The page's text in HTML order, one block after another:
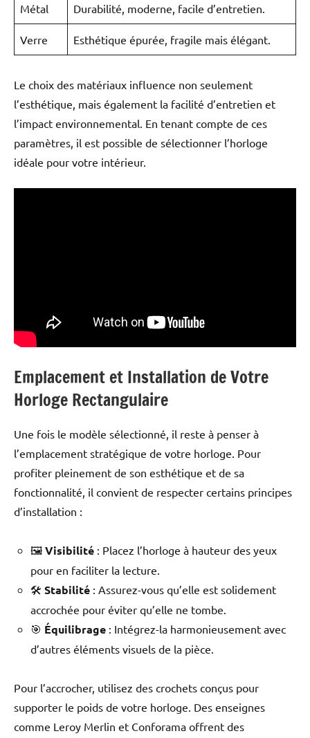
Métal Durabilité, moderne, facile d’entretien.
Verre Esthétique épurée, fragile mais élégant.
Le choix des matériaux influence non seulement
l’esthétique, mais également la facilité d’entretien et
l’impact environnemental. En tenant compte de ces
paramètres, il est possible de sélectionner l’horloge
idéale pour votre intérieur.
Emplacement et Installation de Votre
Horloge Rectangulaire
Une fois le modèle sélectionné, il reste à penser à
l’emplacement stratégique de votre horloge. Pour
profiter pleinement de son esthétique et de sa
fonctionnalité, il convient de respecter certains principes
d’installation :
🖼️ Visibilité : Placez l’horloge à hauteur des yeux
pour en faciliter la lecture.
🛠️ Stabilité : Assurez-vous qu’elle est solidement
accrochée pour éviter qu’elle ne tombe.
🎯 Équilibrage : Intégrez-la harmonieusement avec
d’autres éléments visuels de la pièce.
Pour l’accrocher, utilisez des crochets conçus pour
supporter le poids de votre horloge. Des enseignes
comme Leroy Merlin et Conforama offrent des